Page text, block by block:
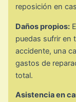
reposición en
Daños propios:
puedas sufrir en
accidente, una
gastos de
total.
Asistencia en